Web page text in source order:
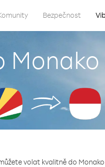
Bezpečnost
Monako
volat kvalitně do Monako